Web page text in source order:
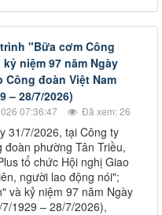
"Bữa cơm Công
niệm 97 năm Ngày
Công đoàn Việt Nam
– 28/7/2026)
07:36:47 Đã xem: 26
31/7/2026, tại Công ty
đoàn phường Tân Triều,
tổ chức Hội nghị Giao
người lao động nói";
và kỷ niệm 97 năm Ngày
1929 – 28/7/2026),